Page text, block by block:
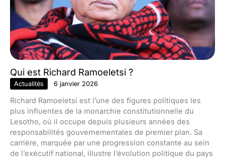
Qui est Richard Ramoeletsi ?
Actualités 6 janvier 2026
Richard Ramoeletsi est l’une des figures politiques les
plus influentes de la monarchie constitutionnelle du
Lesotho, où il occupe depuis plusieurs années des
responsabilités gouvernementales de premier plan. Sa
carrière, marquée par une progression constante au sein
de l’exécutif national, illustre l’évolution politique du pays